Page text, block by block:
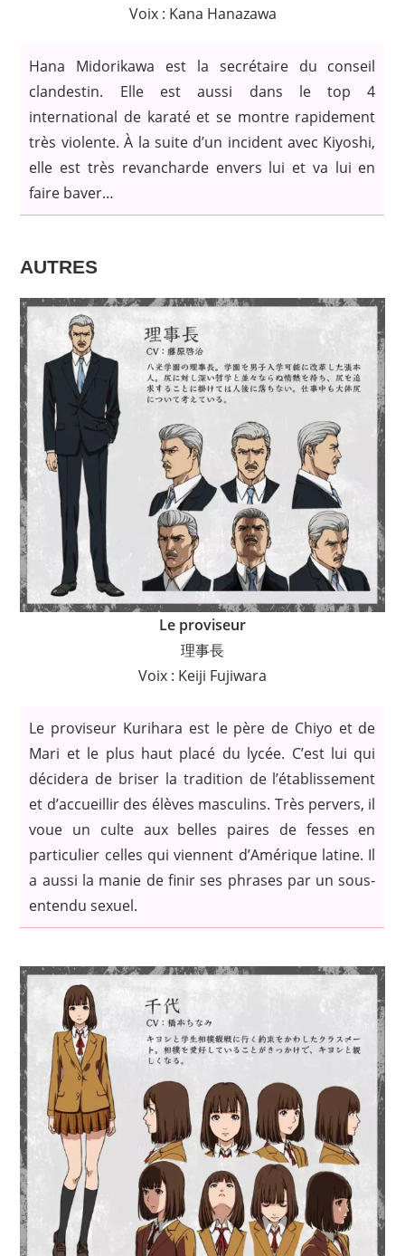
Voix : Kana Hanazawa
Hana Midorikawa est la secrétaire du conseil
clandestin. Elle est aussi dans le top 4
international de karaté et se montre rapidement
très violente. À la suite d’un incident avec Kiyoshi,
elle est très revancharde envers lui et va lui en
faire baver…
AUTRES
Le proviseur
理事長
Voix : Keiji Fujiwara
Le proviseur Kurihara est le père de Chiyo et de
Mari et le plus haut placé du lycée. C’est lui qui
décidera de briser la tradition de l’établissement
et d’accueillir des élèves masculins. Très pervers, il
voue un culte aux belles paires de fesses en
particulier celles qui viennent d’Amérique latine. Il
a aussi la manie de finir ses phrases par un sous-
entendu sexuel.